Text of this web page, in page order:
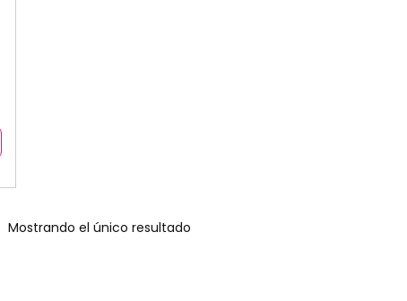
Mostrando el único resultado